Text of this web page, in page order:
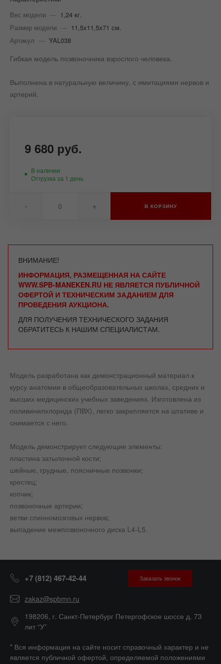
Вес модели — 1,24 кг.
Размер модели — 11,5х11,5х71 см.
Артикул — YAL038
Гибкая модель позвоночника взрослого человека.
Выполнена в натуральную величину, с имитациями нервов и
артерий.
9 680 руб.
В наличии
Отгрузка за 1 день
- + В КОРЗИНУ
ВНИМАНИЕ!
ИНФОРМАЦИЯ, РАЗМЕЩЕННАЯ НА САЙТЕ
WWW.SPB-MANEKEN.RU НЕ ЯВЛЯЕТСЯ ПУБЛИЧНОЙ
ОФЕРТОЙ И ТЕХНИЧЕСКИМ ЗАДАНИЕМ ДЛЯ
ПРОВЕДЕНИЯ АУКЦИОНА.
ДЛЯ ПОЛУЧЕНИЯ ТЕХНИЧЕСКОГО ЗАДАНИЯ
ОБРАТИТЕСЬ К НАШИМ СПЕЦИАЛИСТАМ.
Модель разработана как демонстрационный материал к
курсу анатомии в общеобразовательных школах, средних и
высших медицинских учебных заведениях. Изготовлена из
поливинилхлорида (ПВХ), легко закрепляется на штативе и
снимается с него.
Модель демонстрирует следующие элементы:
пластина затылочной кости;
шейные, грудные, поясничные позвонки;
крестец;
копчик;
позвоночные артерии;
ветви спинномозговых нервов;
выпадение межпозвоночного диска L4-L5.
+7 (812) 467-42-44 Заказать звонок
zakaz@spbmn.ru
198206, г. Санкт-Петербург Петергофское шоссе д. 73
лит “У”
* Вся информация на сайте носит справочный характер и не
является публичной офертой, определяемой положениями